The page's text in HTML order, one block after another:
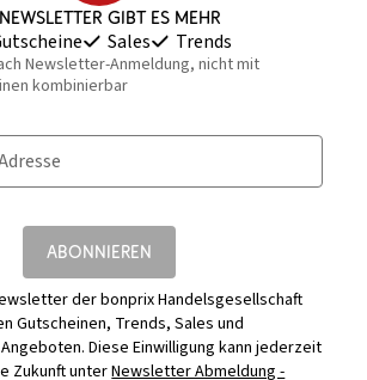
gibt es mehr
Sales Trends
Newsletter-Anmeldung, nicht mit
kombinierbar
ABONNIEREN
der bonprix Handelsgesellschaft
Gutscheinen, Trends, Sales und
Diese Einwilligung kann jederzeit
Zukunft unterNewsletter Abmeldung -